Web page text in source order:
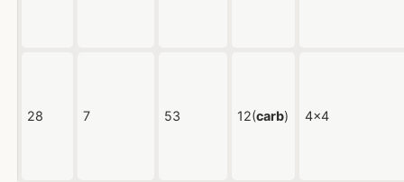
28 7 53 12(carb) 4x4